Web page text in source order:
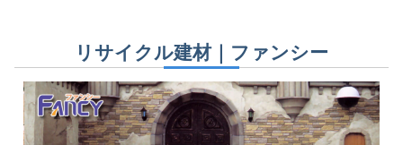
リサイクル建材｜ファンシー